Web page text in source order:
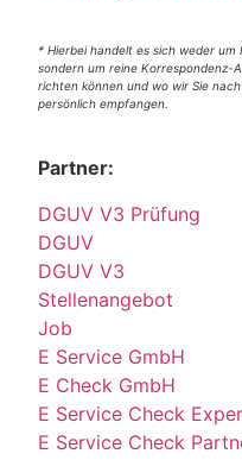
* Hierbei handelt es sich weder um
sondern um reine Korrespondenz-
richten können und wo wir Sie
persönlich empfangen.
Partner:
DGUV V3 Prüfung
DGUV
DGUV V3
Stellenangebot
Job
E Service GmbH
E Check GmbH
E Service Check
E Service Check